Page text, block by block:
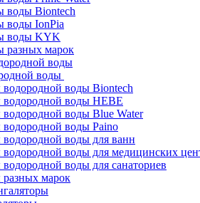
воды Biontech
воды IonPia
воды KYK
разных марок
воды
водородной воды Biontech
водородной воды HEBE
водородной воды Blue Water
водородной воды Paino
водородной воды для ванн
водородной воды для медицинских
водородной воды для санаториев
разных марок